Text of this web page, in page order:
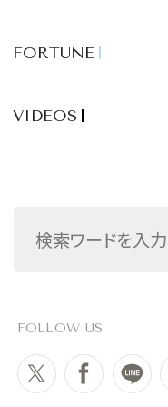
FORTUNE
VIDEOS
FOLLOW US